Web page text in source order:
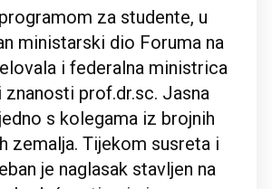
za studente, u
ministarski dio Foruma na
i federalna ministrica
znanosti prof.dr.sc. Jasna
s kolegama iz brojnih
zemalja. Tijekom susreta i
je naglasak stavljen na